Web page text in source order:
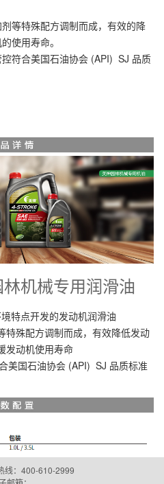
等特殊配方调制而成，有效的降
使用寿命。
符合美国石油协会 (API) SJ 品质
机械专用润滑油
特点开发的发动机润滑油
特殊配方调制而成，有效降低发动
发动机使用寿命
美国石油协会 (API) SJ 品质标准
线：400-610-2999